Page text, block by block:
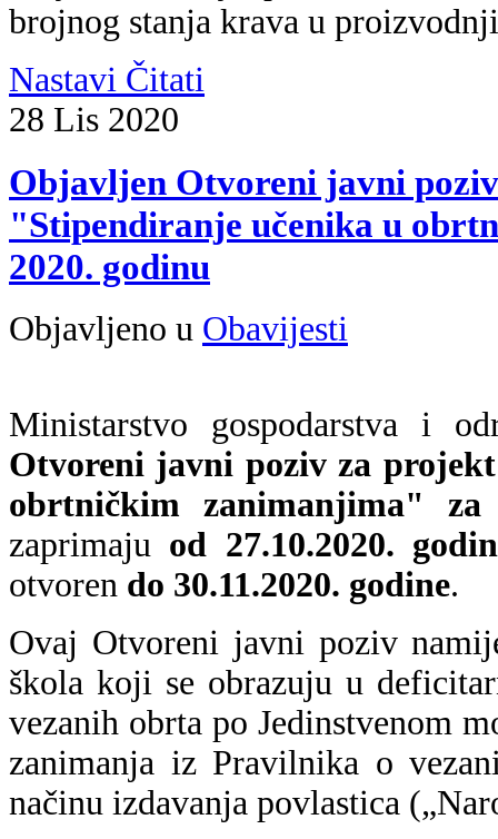
brojnog stanja krava u
Nastavi Čitati
28 Lis 2020
Objavljen Otvoreni javni
"Stipendiranje učenika u
2020. godinu
Objavljeno u Obavijesti
Ministarstvo gospodarstva i
Otvoreni javni poziv za
obrtničkim zanimanjima" za
zaprimaju od 27.10.2020.
otvoren do 30.11.2020. godine.
Ovaj Otvoreni javni poziv
škola koji se obrazuju u
vezanih obrta po Jedinstvenom
zanimanja iz Pravilnika o
načinu izdavanja povlastica